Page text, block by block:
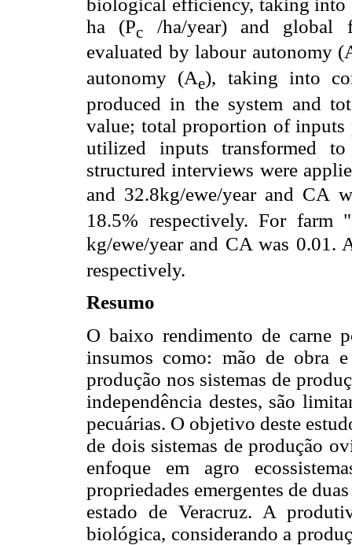
ha (Pc
/ha/year) and global
evaluated by labour autonomy
autonomy (Ae), taking into
produced in the system and
value; total proportion of inputs
utilized inputs transformed
structured interviews were
and 32.8kg/ewe/year and CA
18.5% respectively. For farm
kg/ewe/year and CA was 0.01.
respectively.
Resumo
O baixo rendimento de carne
insumos como: mão de obra
produção nos sistemas de
independência destes, são
pecuárias. O objetivo deste
de dois sistemas de produção
enfoque em agro
propriedades emergentes de
estado de Veracruz. A
biológica, considerando a